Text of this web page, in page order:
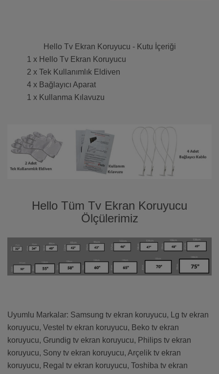
Hello Tv Ekran Koruyucu - Kutu İçeriği
1 x Hello Tv Ekran Koruyucu
2 x Tek Kullanımlık Eldiven
4 x Bağlayıcı Aparat
1 x Kullanma Kılavuzu
Hello Tüm Tv Ekran Koruyucu
Ölçülerimiz
Uyumlu Markalar: Samsung tv ekran koruyucu, Lg tv ekran
koruyucu, Vestel tv ekran koruyucu, Beko tv ekran
koruyucu, Grundig tv ekran koruyucu, Philips tv ekran
koruyucu, Sony tv ekran koruyucu, Arçelik tv ekran
koruyucu, Regal tv ekran koruyucu, Toshiba tv ekran